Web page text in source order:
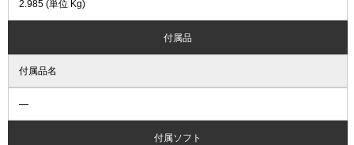
2.985 (単位 Kg)
付属品
付属品名
―
付属ソフト